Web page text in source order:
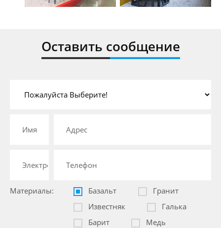
Оставить сообщение
Материалы: Базальт
Гранит
Известняк
Галька
Барит
Медь